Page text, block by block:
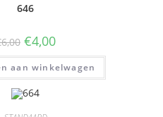
646
6,00 €4,00
aan winkelwagen